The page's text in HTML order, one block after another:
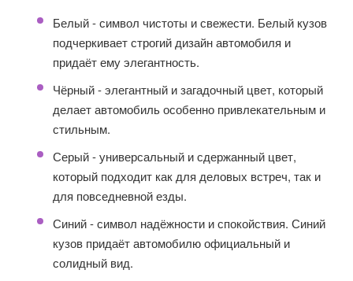
Белый - символ чистоты и свежести. Белый кузов
подчеркивает строгий дизайн автомобиля и
придаёт ему элегантность.
Чёрный - элегантный и загадочный цвет, который
делает автомобиль особенно привлекательным и
стильным.
Серый - универсальный и сдержанный цвет,
который подходит как для деловых встреч, так и
для повседневной езды.
Синий - символ надёжности и спокойствия. Синий
кузов придаёт автомобилю официальный и
солидный вид.